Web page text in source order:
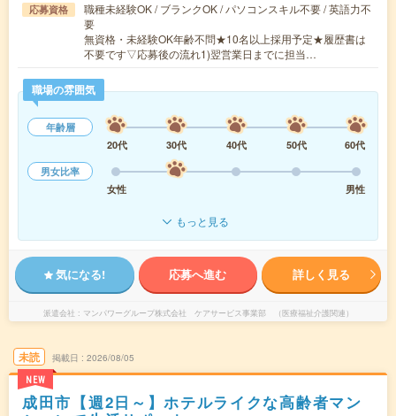
応募資格
職種未経験OK / ブランクOK / パソコンスキル不要 / 英語力不
要
無資格・未経験OK年齢不問★10名以上採用予定★履歴書は
不要です▽応募後の流れ1)翌営業日までに担当…
職場の雰囲気
年齢層
20代
30代 40代 50代
60代
男女比率
女性
男性
もっと見る
気になる! 応募へ進む 詳しく見る
派遣会社 マンパワーグループ株式会社 ケアサービス事業部 （医療福祉介護関連）
未読
NEW
掲載日 2026/08/05
成田市【週2日～】ホテルライクな高齢者マン